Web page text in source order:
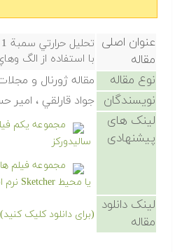
عنوان اصلی
مقاله
با استفاده از الگ
نوع مقاله مقاله ژورنال و
نویسندگان جواد قارلقي ، امير
لینک های
پیشنهادی
مجموعه یکم
سالیدورکز
مجموعه فیلم
یا محیط Sketcher نرم افزار کتیا (CATIA)
لینک دانلود
مقاله
(برای دانلود کلیک کنید)